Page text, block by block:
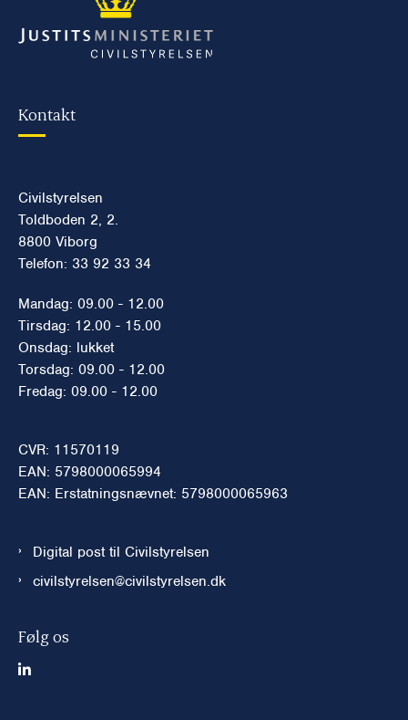
Kontakt
Civilstyrelsen
Toldboden 2, 2.
8800 Viborg
Telefon: 33 92 33 34
Mandag: 09.00 - 12.00
Tirsdag: 12.00 - 15.00
Onsdag: lukket
Torsdag: 09.00 - 12.00
Fredag: 09.00 - 12.00
CVR: 11570119
EAN: 5798000065994
EAN: Erstatningsnævnet: 5798000065963
Digital post til Civilstyrelsen
civilstyrelsen@civilstyrelsen.dk
Følg os